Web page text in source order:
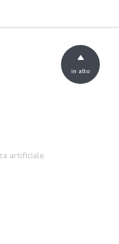
artificiale
in alto